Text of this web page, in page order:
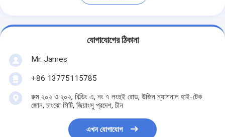
যোগাযোগের ঠিকানা
Mr. James
+86 13775115785
রুম ২০২ ও ২০২, বিল্ডিং এ, নং ৭ লংহুই রোড, উজিন ন্যাশনাল হাই-টেক
জোন, চাংঝো সিটি, জিয়াংসু প্রদেশ, চীন
এখন যোগাযোগ